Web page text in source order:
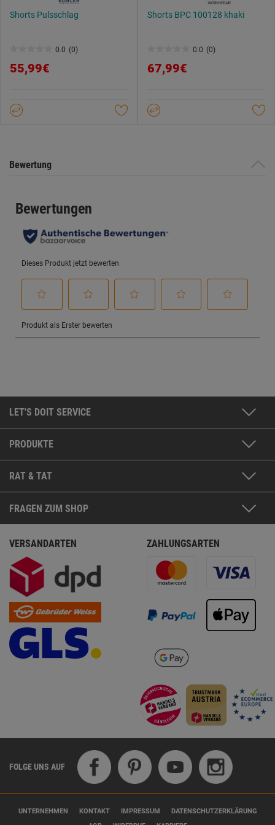
Shorts Pulsschlag
0.0 (0)
von
55,99€
Shorts BPC 100128 khaki
0.0 (0)
von
67,99€
Bewertung
LET'S DOIT SERVICE
PRODUKTE
RAT & TAT
FRAGEN ZUM SHOP
VERSANDARTEN ZAHLUNGSARTEN
FOLGE UNS AUF
UNTERNEHMEN KONTAKT IMPRESSUM
DATENSCHUTZERKLÄRUNG